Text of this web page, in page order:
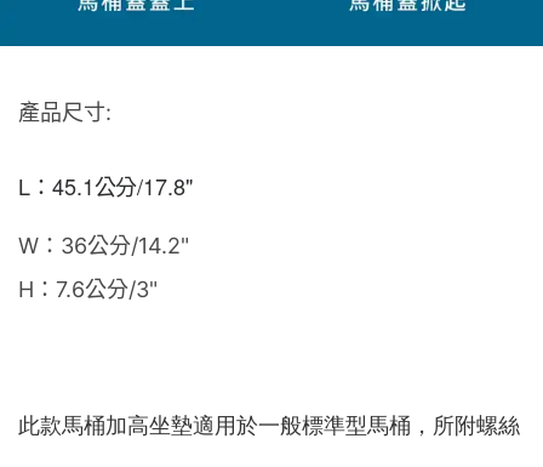
產品尺寸:
L：45.1公分/17.8"
W：36公分/14.2"
H：7.6公分/3"
此款馬桶加高坐墊適用於一般標準型馬桶，所附螺絲